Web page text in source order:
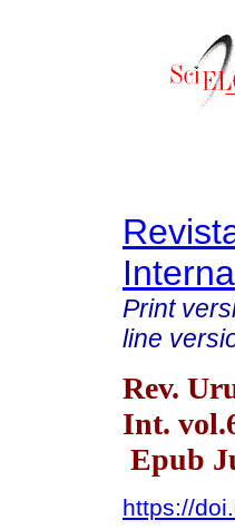
Interna
Print
line
Rev.
Int.
Epub
https://